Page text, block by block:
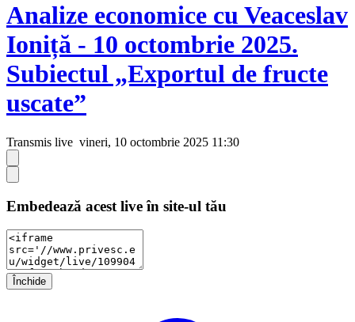
Analize economice cu Veaceslav
Ioniță - 10 octombrie 2025.
Subiectul „Exportul de fructe
uscate”
Transmis live vineri, 10 octombrie 2025 11:30
Embedează acest live în site-ul tău
Închide